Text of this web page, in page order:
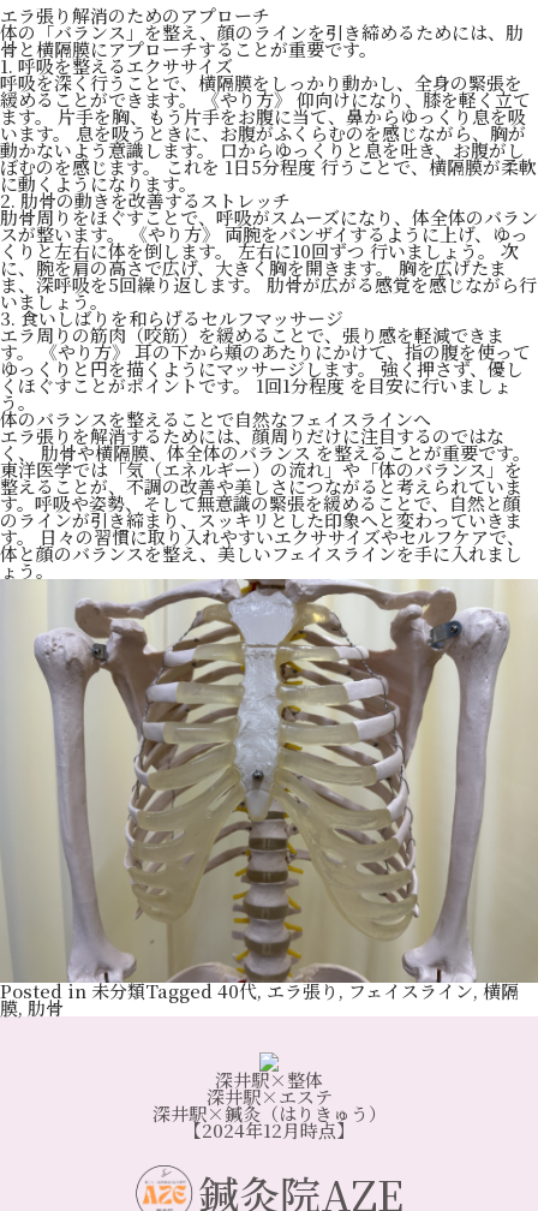
エラ張り解消のためのアプローチ
体の「バランス」を整え、顔のラインを引き締めるためには、肋
骨と横隔膜にアプローチすることが重要です。
1. 呼吸を整えるエクササイズ
呼吸を深く行うことで、横隔膜をしっかり動かし、全身の緊張を
緩めることができます。 《やり方》 仰向けになり、膝を軽く立て
ます。 片手を胸、もう片手をお腹に当て、鼻からゆっくり息を吸
います。 息を吸うときに、お腹がふくらむのを感じながら、胸が
動かないよう意識します。 口からゆっくりと息を吐き、お腹がし
ぼむのを感じます。 これを 1日5分程度 行うことで、横隔膜が柔軟
に動くようになります。
2. 肋骨の動きを改善するストレッチ
肋骨周りをほぐすことで、呼吸がスムーズになり、体全体のバラン
スが整います。 《やり方》 両腕をバンザイするように上げ、ゆっ
くりと左右に体を倒します。 左右に10回ずつ 行いましょう。 次
に、腕を肩の高さで広げ、大きく胸を開きます。 胸を広げたま
ま、深呼吸を5回繰り返します。 肋骨が広がる感覚を感じながら行
いましょう。
3. 食いしばりを和らげるセルフマッサージ
エラ周りの筋肉（咬筋）を緩めることで、張り感を軽減できま
す。 《やり方》 耳の下から頬のあたりにかけて、指の腹を使って
ゆっくりと円を描くようにマッサージします。 強く押さず、優し
くほぐすことがポイントです。 1回1分程度 を目安に行いましょ
う。
体のバランスを整えることで自然なフェイスラインへ
エラ張りを解消するためには、顔周りだけに注目するのではな
く、 肋骨や横隔膜、体全体のバランス を整えることが重要です。
東洋医学では「気（エネルギー）の流れ」や「体のバランス」を
整えることが、不調の改善や美しさにつながると考えられていま
す。呼吸や姿勢、そして無意識の緊張を緩めることで、自然と顔
のラインが引き締まり、スッキリとした印象へと変わっていきま
す。 日々の習慣に取り入れやすいエクササイズやセルフケアで、
体と顔のバランスを整え、美しいフェイスラインを手に入れまし
ょう。
Posted in未分類Tagged40代,エラ張り,フェイスライン,横隔
膜,肋骨
深井駅×整体
深井駅×エステ
深井駅×鍼灸（はりきゅう）
【2024年12月時点】
鍼灸院AZE